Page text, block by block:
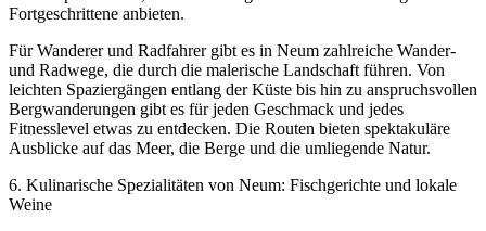
Fortgeschrittene anbieten.
Für Wanderer und Radfahrer gibt es in Neum zahlreiche Wander-
und Radwege, die durch die malerische Landschaft führen. Von
leichten Spaziergängen entlang der Küste bis hin zu anspruchsvollen
Bergwanderungen gibt es für jeden Geschmack und jedes
Fitnesslevel etwas zu entdecken. Die Routen bieten spektakuläre
Ausblicke auf das Meer, die Berge und die umliegende Natur.
6. Kulinarische Spezialitäten von Neum: Fischgerichte und lokale
Weine